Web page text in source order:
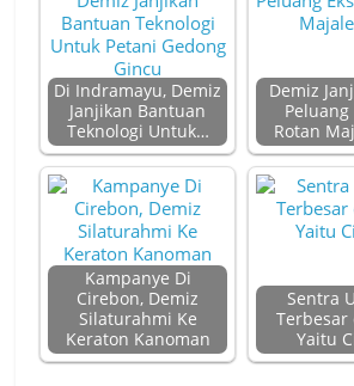
Di Indramayu, Demiz
Janjikan Bantuan
Teknologi Untuk…
Demiz
Peluang
Rotan
Kampanye Di
Cirebon, Demiz
Silaturahmi Ke
Keraton Kanoman
Sentra
Terbesar
Yaitu